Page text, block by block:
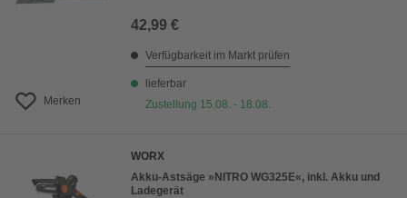
Merken
42,99 €
Verfügbarkeit im Markt prüfen
lieferbar
Zustellung 15.08. - 18.08.
WORX
Akku-Astsäge »NITRO WG325E«, inkl. Akku und
Ladegerät